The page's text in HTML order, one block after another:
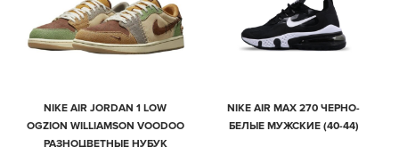
NIKE AIR JORDAN 1 LOW
OGZION WILLIAMSON VOODOO
РАЗНОЦВЕТНЫЕ НУБУК
NIKE AIR MAX 270 ЧЕРНО-
БЕЛЫЕ МУЖСКИЕ (40-44)